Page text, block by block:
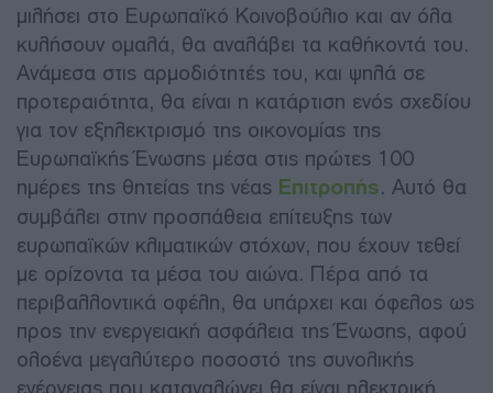
μιλήσει στο Ευρωπαϊκό Κοινοβούλιο και αν όλα
κυλήσουν ομαλά, θα αναλάβει τα καθήκοντά του.
Ανάμεσα στις αρμοδιότητές του, και ψηλά σε
προτεραιότητα, θα είναι η κατάρτιση ενός σχεδίου
για τον εξηλεκτρισμό της οικονομίας της
Ευρωπαϊκής Ένωσης μέσα στις πρώτες 100
ημέρες της θητείας της νέας Επιτροπής. Αυτό θα
συμβάλει στην προσπάθεια επίτευξης των
ευρωπαϊκών κλιματικών στόχων, που έχουν τεθεί
με ορίζοντα τα μέσα του αιώνα. Πέρα από τα
περιβαλλοντικά οφέλη, θα υπάρχει και όφελος ως
προς την ενεργειακή ασφάλεια της Ένωσης, αφού
ολοένα μεγαλύτερο ποσοστό της συνολικής
ενέργειας που καταναλώνει θα είναι ηλεκτρική